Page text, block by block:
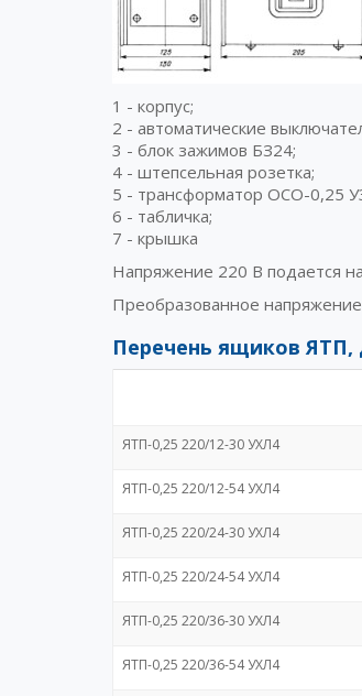
1 - корпус;
2 - автоматические
3 - блок зажимов БЗ24;
4 - штепсельная розетка;
5 - трансформатор ОСО-0,25
6 - табличка;
7 - крышка
Напряжение 220 В подается
Преобразованное
Перечень ящиков ЯТП,
ЯТП-0,25 220/12-30 УХЛ4
ЯТП-0,25 220/12-54 УХЛ4
ЯТП-0,25 220/24-30 УХЛ4
ЯТП-0,25 220/24-54 УХЛ4
ЯТП-0,25 220/36-30 УХЛ4
ЯТП-0,25 220/36-54 УХЛ4